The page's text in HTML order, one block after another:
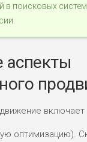
в поисковых
включает
оптимизацию).